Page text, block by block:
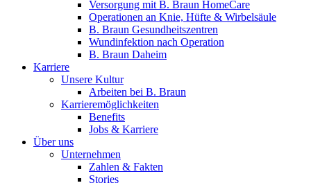
Versorgung mit B. Braun HomeCare
Operationen an Knie, Hüfte & Wirbelsäule
B. Braun Gesundheitszentren
Wundinfektion nach Operation
B. Braun Daheim
Karriere
Unsere Kultur
Arbeiten bei B. Braun
Karrieremöglichkeiten
Benefits
Jobs & Karriere
Über uns
Unternehmen
Zahlen & Fakten
Stories